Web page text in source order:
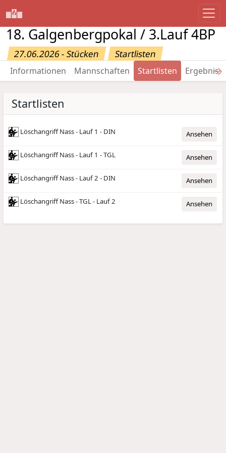
18. Galgenbergpokal / 3.Lauf 4BP
27.06.2026 - Stücken Startlisten
Informationen Mannschaften Startlisten →
Startlisten
Löschangriff Nass - Lauf 1 - DIN Ansehen
Löschangriff Nass - Lauf 1 - TGL Ansehen
Löschangriff Nass - Lauf 2 - DIN Ansehen
Löschangriff Nass - TGL - Lauf 2 Ansehen